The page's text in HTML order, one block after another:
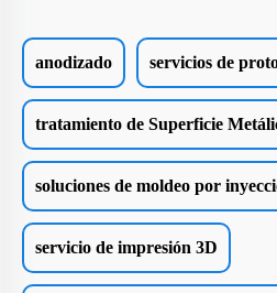
anodizado servicios de
tratamiento de Superficie
soluciones de moldeo por
servicio de impresión 3D